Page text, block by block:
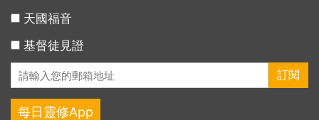
天國福音
基督徒見證
每日靈修App